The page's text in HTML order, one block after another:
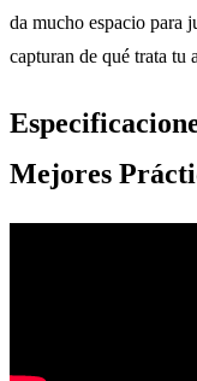
da mucho espacio para
capturan de qué trata tu
Mejores